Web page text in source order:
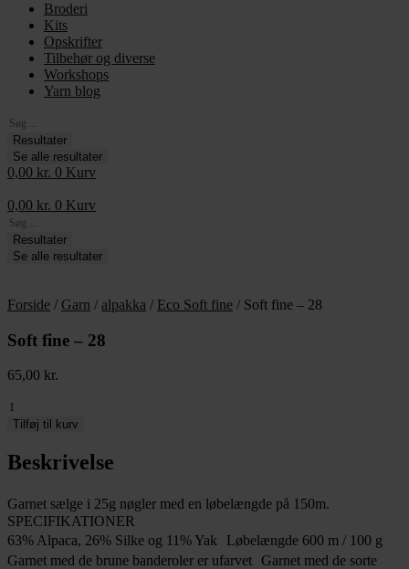
Broderi
Kits
Opskrifter
Tilbehør og diverse
Workshops
Yarn blog
Search
...Resultater
Se alle resultater
0,00 kr. 0 Kurv
0,00 kr. 0 Kurv
Search
...Resultater
Se alle resultater
Forside / Garn / alpakka / Eco Soft fine / Soft fine – 28
Soft fine – 28
65,00 kr.
Soft
fine
28
antal
Tilføj til kurv
Beskrivelse
Garnet sælge i 25g nøgler med en løbelængde på 150m.
SPECIFIKATIONER
63% Alpaca, 26% Silke og 11% Yak Løbelængde 600 m / 100 g
Garnet med de brune banderoler er ufarvet Garnet med de sorte